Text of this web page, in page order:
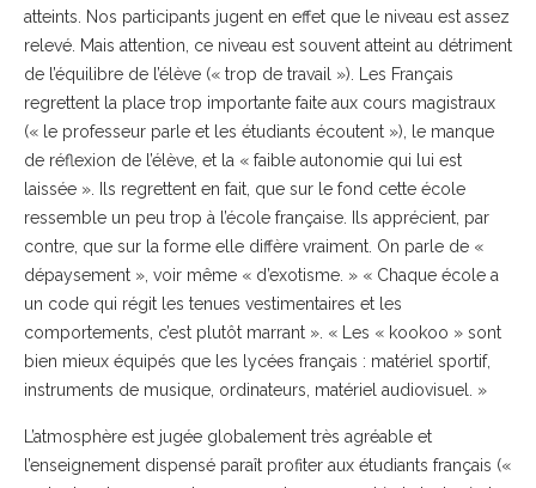
atteints. Nos participants jugent en effet que le niveau est assez
relevé. Mais attention, ce niveau est souvent atteint au détriment
de l’équilibre de l’élève (« trop de travail »). Les Français
regrettent la place trop importante faite aux cours magistraux
(« le professeur parle et les étudiants écoutent »), le manque
de réflexion de l’élève, et la « faible autonomie qui lui est
laissée ». Ils regrettent en fait, que sur le fond cette école
ressemble un peu trop à l’école française. Ils apprécient, par
contre, que sur la forme elle diffère vraiment. On parle de «
dépaysement », voir même « d’exotisme. » « Chaque école a
un code qui régit les tenues vestimentaires et les
comportements, c’est plutôt marrant ». « Les « kookoo » sont
bien mieux équipés que les lycées français : matériel sportif,
instruments de musique, ordinateurs, matériel audiovisuel. »
L’atmosphère est jugée globalement très agréable et
l’enseignement dispensé paraît profiter aux étudiants français («